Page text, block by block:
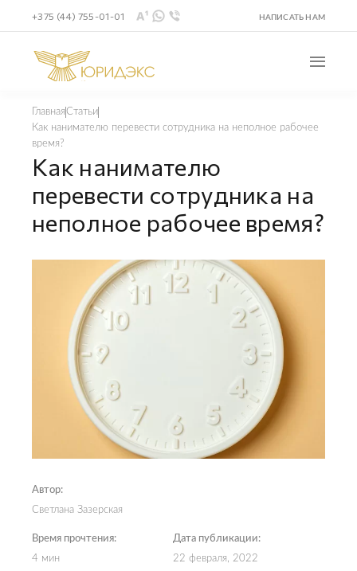
НАПИСАТЬ НАМ
+375 (44) 755-01-01
ГлавнаяСтатьи
Как нанимателю перевести сотрудника на неполное рабочее
время?
Как нанимателю
перевести сотрудника на
неполное рабочее время?
Время прочтения:
4 мин
Автор:
Светлана Зазерская
Дата публикации:
22 февраля, 2022